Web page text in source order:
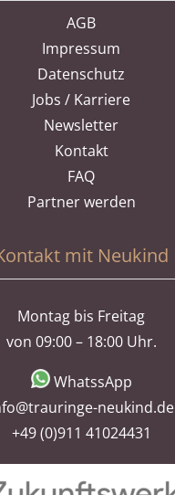
AGB
Impressum
Datenschutz
Jobs / Karriere
Newsletter
Kontakt
FAQ
Partner werden
mit Neukind
Montag bis Freitag
von 09:00 – 18:00 Uhr.
WhatssApp
neukind.de
+49 (0)911 41024431